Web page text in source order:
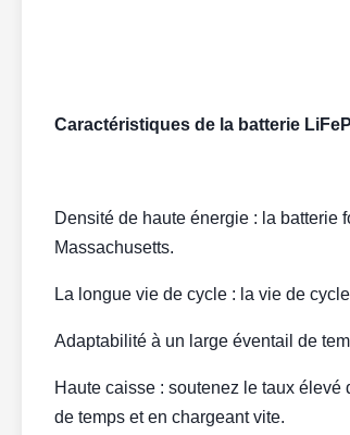
Caractéristiques de la batterie
Densité de haute énergie : la batterie
Massachusetts.
La longue vie de cycle : la vie de
Adaptabilité à un large éventail de
Haute caisse : soutenez le taux
de temps et en chargeant vite.